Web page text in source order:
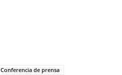
Conferencia de prensa